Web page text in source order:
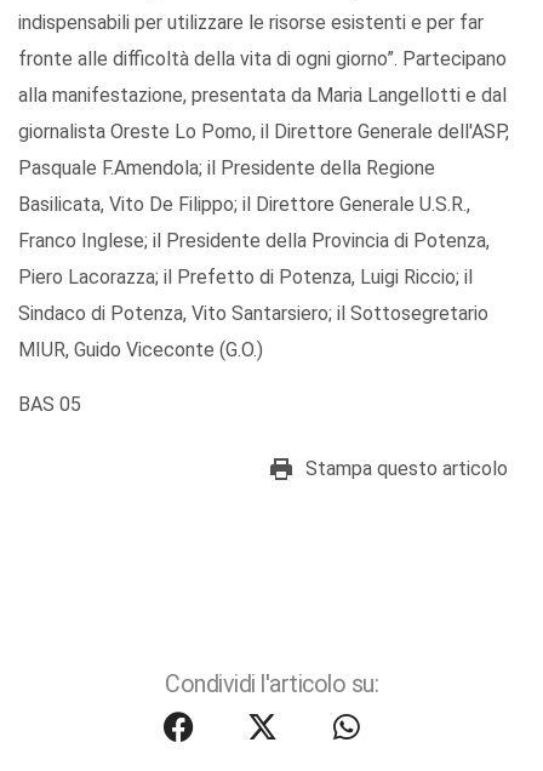
indispensabili per utilizzare le risorse esistenti e per far
fronte alle difficoltà della vita di ogni giorno”. Partecipano
alla manifestazione, presentata da Maria Langellotti e dal
giornalista Oreste Lo Pomo, il Direttore Generale dell'ASP,
Pasquale F.Amendola; il Presidente della Regione
Basilicata, Vito De Filippo; il Direttore Generale U.S.R.,
Franco Inglese; il Presidente della Provincia di Potenza,
Piero Lacorazza; il Prefetto di Potenza, Luigi Riccio; il
Sindaco di Potenza, Vito Santarsiero; il Sottosegretario
MIUR, Guido Viceconte (G.O.)
BAS 05
Stampa questo articolo
Condividi l'articolo su: